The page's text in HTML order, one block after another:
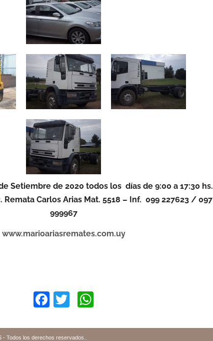
Setiembre de 2020 todos los días de 9:00 a 17:30 hs.
Remata Carlos Arias Mat. 5518 – Inf. 099 227623 / 097
999967
www.marioariasremates.com.uy
Facebook
Twitter
- Todos los derechos reservados.